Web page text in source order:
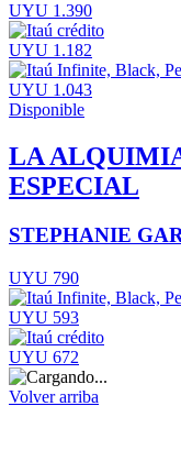
UYU 1.390
UYU 1.182
UYU 1.043
Disponible
LA
ESPECIAL
STEPHANIE
UYU 790
UYU 593
UYU 672
Volver arriba